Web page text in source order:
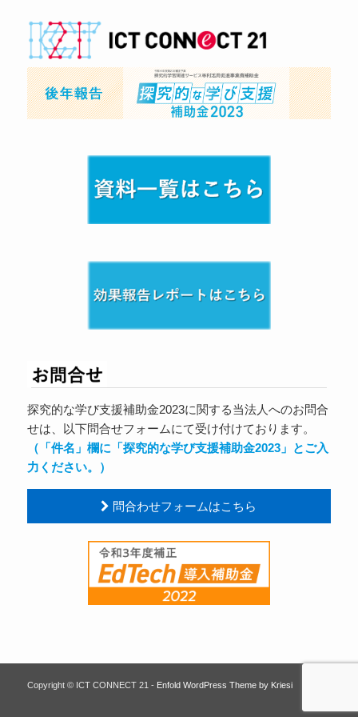
探究的な学び支援補助金2023に関する当法人へのお問合
せは、以下問合せフォームにて受け付けております。
（「件名」欄に「探究的な学び支援補助金2023」とご入
力ください。）
問合わせフォームはこちら
Copyright © ICT CONNECT 21 - Enfold WordPress Theme by Kriesi